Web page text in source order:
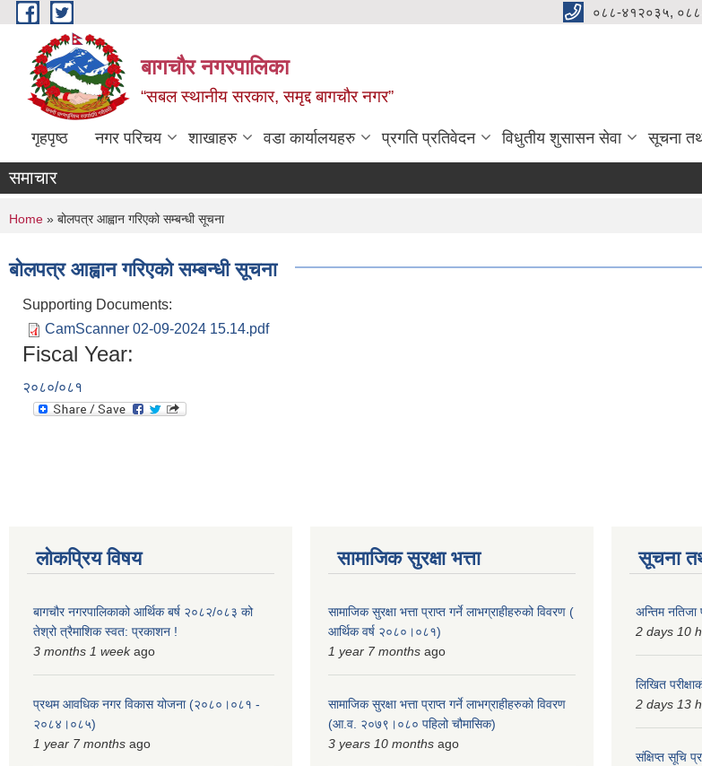
Skip to main content ०८८-४१२०३५,
बागचौर नगरपालिका
“सबल स्थानीय सरकार, समृद्द बागचौर नगर”
गृहपृष्ठ नगर परिचय शाखाहरु वडा ‍कार्यालयहरु प्रगति प्रतिवेदन विधुतीय शुसासन सेवा सूचना
समाचार
You are here
Home » बोलपत्र आह्वान गरिएको सम्बन्धी सूचना
बोलपत्र आह्वान गरिएको सम्बन्धी सूचना
Supporting Documents:
CamScanner 02-09-2024 15.14.pdf
Fiscal Year:
२०८०/०८१
लोकप्रिय विषय
बागचौर नगरपालिकाको आर्थिक बर्ष २०८२/०८३ को
तेश्रो त्रैमाशिक स्वत: प्रकाशन !
3 months 1 weekago
प्रथम आवधिक नगर विकास योजना (२०८०।०८१ -
२०८४।०८५)
1 year 7 months ago
सामाजिक सुरक्षा भत्ता
सामाजिक सुरक्षा भत्ता प्राप्त गर्ने लाभग्राहीहरुको विवरण (
आर्थिक वर्ष २०८०।०८१)
1 year 7 months ago
सामाजिक सुरक्षा भत्ता प्राप्त गर्ने लाभग्राहीहरुको विवरण
(आ.व. २०७९।०८० पहिलो चौमासिक)
3 years 10 months ago
सूचना
अन्तिम नतिजा
2 days 10
लिखित
2 days 13
संक्षिप्त सूचि